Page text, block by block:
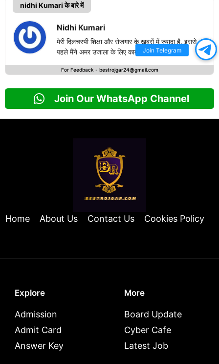
nidhi Kumari के बारे में
Nidhi Kumari
मेरी दिलचस्पी शिक्षा और रोजगार के खबरों में ज्यादा है. इससे
पहले मैंने अमर उजाला के लिए काम किया है.
For Feedback - bestrojgar24@gmail.com
Join Our WhatsApp Channel
Home About Us Contact Us Cookies Policy
Explore
Admission
Admit Card
Answer Key
More
Board Update
Cyber Cafe
Latest Job
Join Telegram